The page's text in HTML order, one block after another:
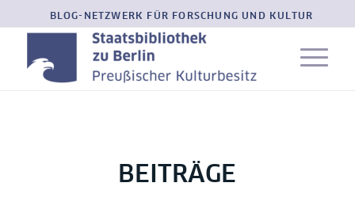
BLOG-NETZWERK FÜR FORSCHUNG UND KULTUR
BEITRÄGE